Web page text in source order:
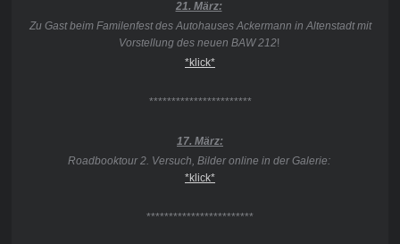
21. März:
Zu Gast beim Familenfest des Autohauses Ackermann in Altenstadt mit
Vorstellung des neuen BAW 212!
*klick*
***********************
17. März:
Roadbooktour 2. Versuch, Bilder online in der Galerie:
*klick*
************************